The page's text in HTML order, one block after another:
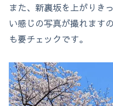
また、新裏坂を上がりきっ
い感じの写真が撮れます
も要チェックです。